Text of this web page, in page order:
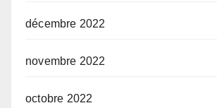
décembre 2022
novembre 2022
octobre 2022